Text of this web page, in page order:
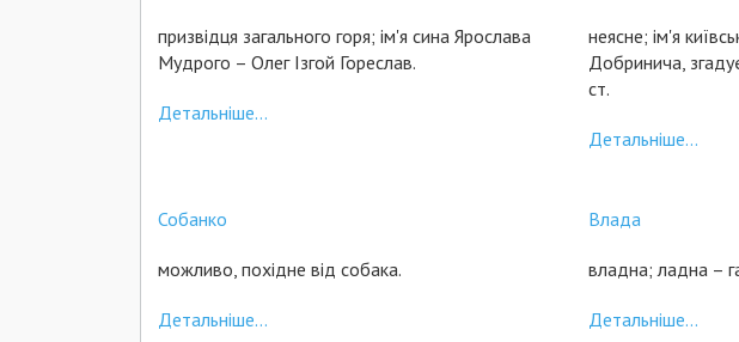
призвідця загального горя; ім'я сина Ярослава
Мудрого – Олег Ізгой Гореслав.
Детальніше...
неясне; ім'я
Добринича,
ст.
Детальніше...
Собанко
можливо, похідне від собака.
Детальніше...
Влада
владна; ладна –
Детальніше...